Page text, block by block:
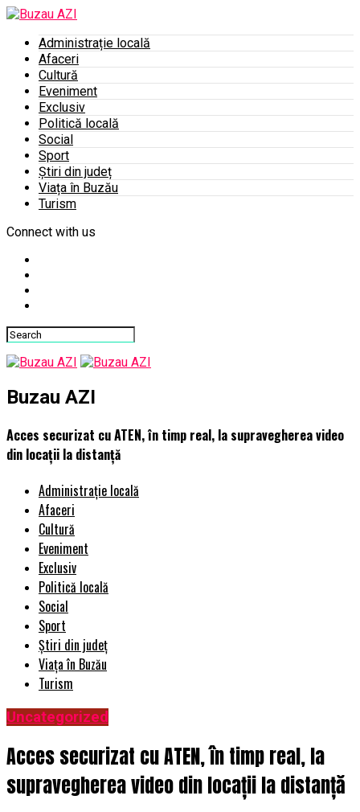
Administrație locală
Afaceri
Cultură
Eveniment
Exclusiv
Politică locală
Social
Sport
Știri din județ
Viața în Buzău
Turism
Connect with us
Buzau AZI
Acces securizat cu ATEN, în timp real, la supravegherea video
din locații la distanță
Administrație locală
Afaceri
Cultură
Eveniment
Exclusiv
Politică locală
Social
Sport
Știri din județ
Viața în Buzău
Turism
Uncategorized
Acces securizat cu ATEN, în timp real, la
supravegherea video din locații la distanță